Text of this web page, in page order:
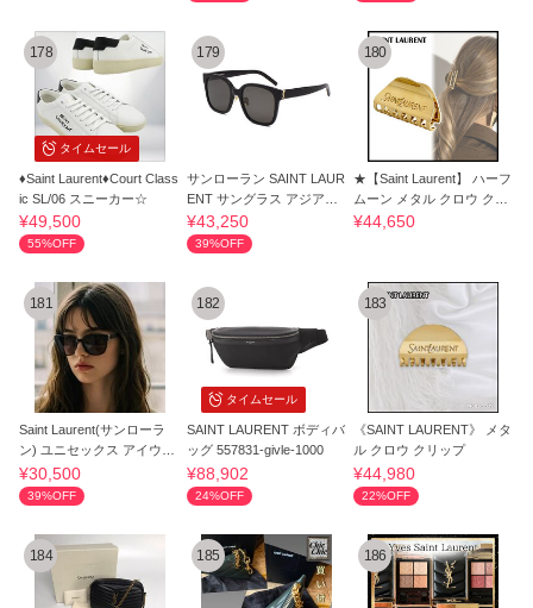
タイムセール
178
♦Saint Laurent♦Court Class
ic SL/06 スニーカー☆
¥49,500
55%OFF
179
サンローラン SAINT LAUR
ENT サングラス アジアン
フィット
¥43,250
39%OFF
180
★【Saint Laurent】 ハーフ
ムーン メタル クロウ クリ
ップ★
¥44,650
181
Saint Laurent(サンローラ
ン) ユニセックス アイウェ
ア 安全発送
¥30,500
39%OFF
タイムセール
182
SAINT LAURENT ボディバ
ッグ 557831-givle-1000
¥88,902
24%OFF
183
《SAINT LAURENT》 メタ
ル クロウ クリップ
¥44,980
22%OFF
184 185 186